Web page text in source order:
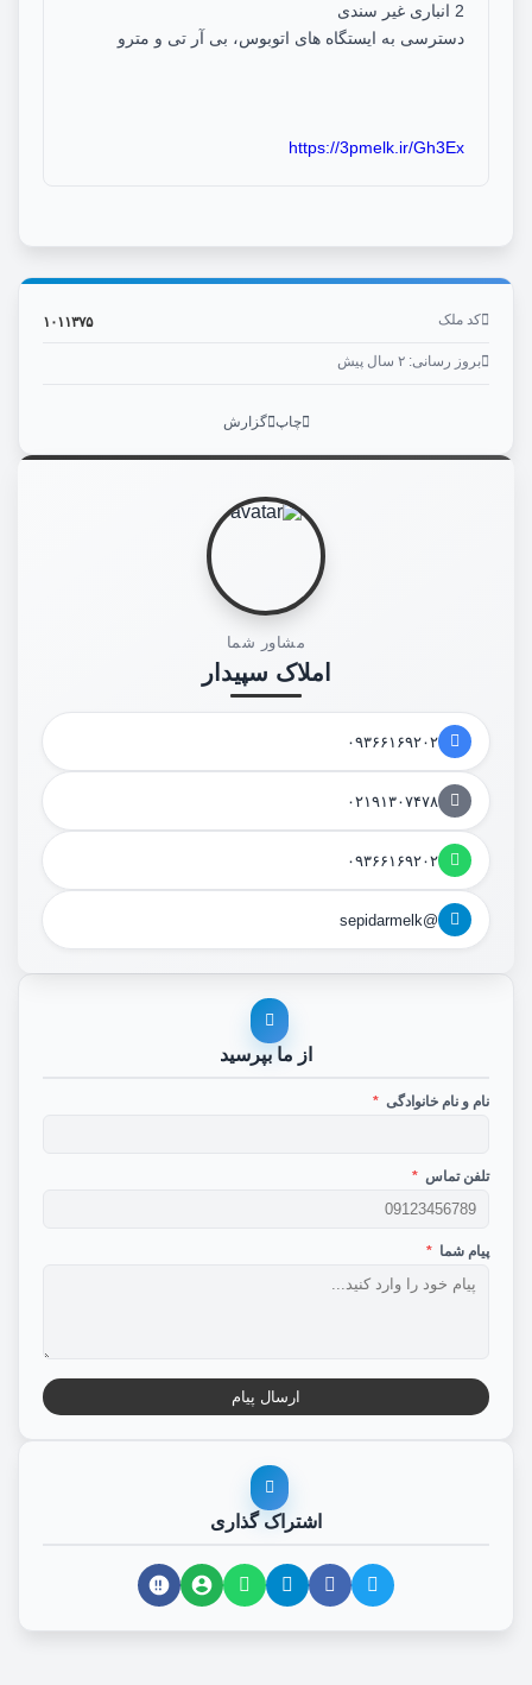
2 انباری غیر سندی
دسترسی به ایستگاه های اتوبوس، بی آر تی و مترو
https://3pmelk.ir/Gh3Ex
کد ملک ۱۰۱۱۳۷۵
بروز رسانی: ۲ سال پیش
چاپ گزارش
مشاور شما
املاک سپیدار
۰۹۳۶۶۱۶۹۲۰۲
۰۲۱۹۱۳۰۷۴۷۸
۰۹۳۶۶۱۶۹۲۰۲
@sepidarmelk
از ما بپرسید
نام و نام خانوادگی *
تلفن تماس *
پیام شما *
ارسال پیام
اشتراک گذاری